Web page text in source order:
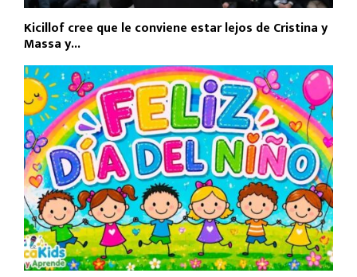
Kicillof cree que le conviene estar lejos de Cristina y
Massa y...